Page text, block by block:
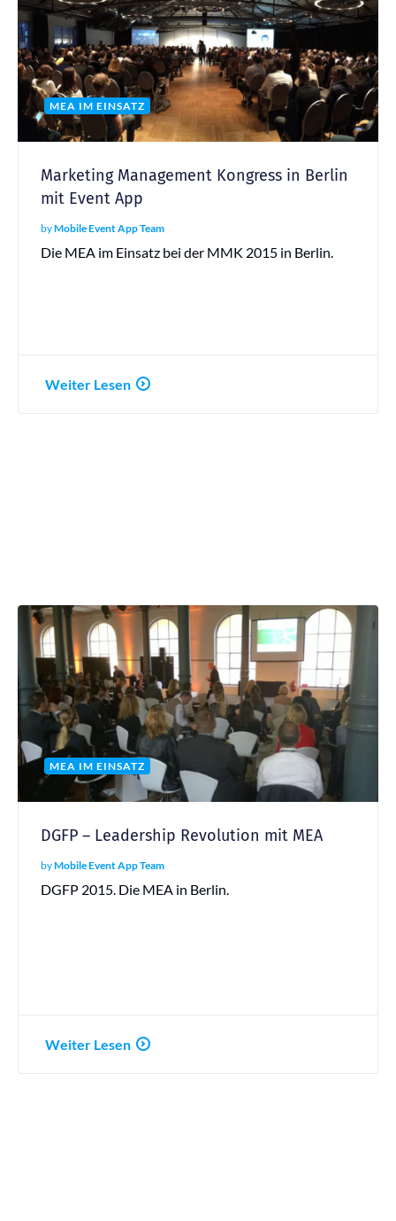
MEA IM EINSATZ
Marketing Management Kongress in Berlin
mit Event App
byMobile Event App Team
Die MEA im Einsatz bei der MMK 2015 in Berlin.
Weiter Lesen
MEA IM EINSATZ
DGFP – Leadership Revolution mit MEA
byMobile Event App Team
DGFP 2015. Die MEA in Berlin.
Weiter Lesen